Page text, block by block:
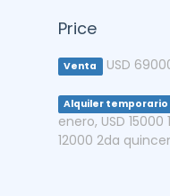
Price
Venta USD
Alquiler temporario
enero, USD
12000 2da